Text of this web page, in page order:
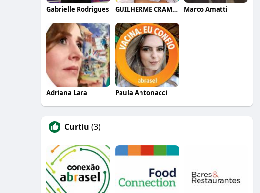
Gabrielle Rodrigues GUILHERME CRAMER BALLE Marco Amatti
Adriana Lara Paula Antonacci
Curtiu (3)